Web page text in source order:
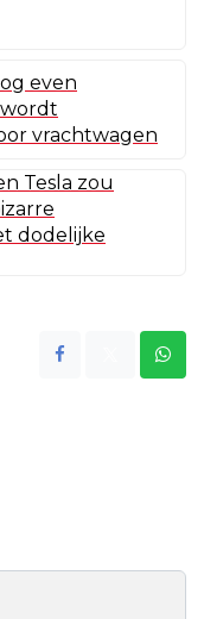
even
vrachtwagen
Tesla zou
dodelijke